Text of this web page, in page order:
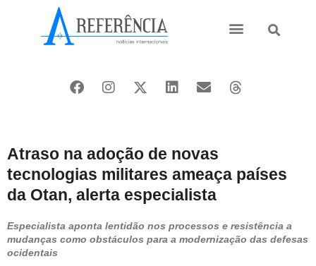
Atraso na adoção de novas
tecnologias militares ameaça países
da Otan, alerta especialista
Especialista aponta lentidão nos processos e resistência a
mudanças como obstáculos para a modernização das defesas
ocidentais